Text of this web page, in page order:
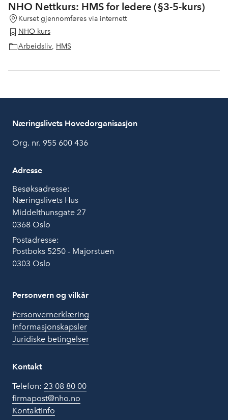
NHO Nettkurs: HMS for ledere (§3-5-kurs)
Kurset gjennomføres via internett
NHO kurs
Arbeidsliv, HMS
Næringslivets Hovedorganisasjon
Org. nr. 955 600 436
Adresse
Besøksadresse:
Næringslivets Hus
Middelthunsgate 27
0368 Oslo
Postadresse:
Postboks 5250 - Majorstuen
0303 Oslo
Personvern og vilkår
Personvernerklæring
Informasjonskapsler
Juridiske betingelser
Kontakt
Telefon: 23 08 80 00
firmapost@nho.no
Kontaktinfo